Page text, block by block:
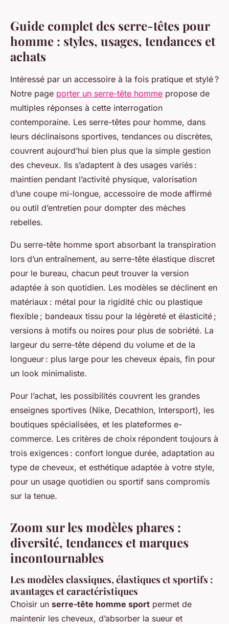
Guide complet des serre-têtes pour
homme : styles, usages, tendances et
achats
Intéressé par un accessoire à la fois pratique et stylé ?
Notre page porter un serre-tête homme propose de
multiples réponses à cette interrogation
contemporaine. Les serre-têtes pour homme, dans
leurs déclinaisons sportives, tendances ou discrètes,
couvrent aujourd’hui bien plus que la simple gestion
des cheveux. Ils s’adaptent à des usages variés :
maintien pendant l’activité physique, valorisation
d’une coupe mi-longue, accessoire de mode affirmé
ou outil d’entretien pour dompter des mèches
rebelles.
Du serre-tête homme sport absorbant la transpiration
lors d’un entraînement, au serre-tête élastique discret
pour le bureau, chacun peut trouver la version
adaptée à son quotidien. Les modèles se déclinent en
matériaux : métal pour la rigidité chic ou plastique
flexible ; bandeaux tissu pour la légèreté et élasticité ;
versions à motifs ou noires pour plus de sobriété. La
largeur du serre-tête dépend du volume et de la
longueur : plus large pour les cheveux épais, fin pour
un look minimaliste.
Pour l’achat, les possibilités couvrent les grandes
enseignes sportives (Nike, Decathlon, Intersport), les
boutiques spécialisées, et les plateformes e-
commerce. Les critères de choix répondent toujours à
trois exigences : confort longue durée, adaptation au
type de cheveux, et esthétique adaptée à votre style,
pour un usage quotidien ou sportif sans compromis
sur la tenue.
Zoom sur les modèles phares :
diversité, tendances et marques
incontournables
Les modèles classiques, élastiques et sportifs :
avantages et caractéristiques
Choisir un serre-tête homme sport permet de
maintenir les cheveux, d’absorber la sueur et